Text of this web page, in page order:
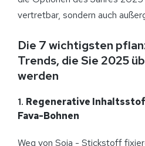
vertretbar, sondern auch
Die 7 wichtigsten
Trends, die Sie 2025
werden
1. Regenerative
Fava-Bohnen
Weg von Soja - Stickstoff